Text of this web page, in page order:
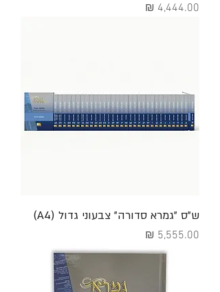
מחיר
ש"ס "גמרא סדורה" צבעוני גדול (A4)
מחיר